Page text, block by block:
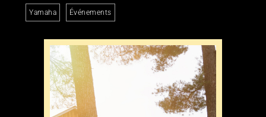
Yamaha Événements